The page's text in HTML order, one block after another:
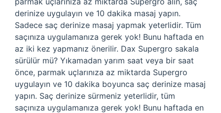
derinize uygulayın ve 10 dakika masaj yapın.
Sadece saç derinize masaj yapmak yeterlidir. Tüm
saçınıza uygulamanıza gerek yok! Bunu haftada en
az iki kez yapmanız önerilir. Dax Supergro sakala
sürülür mü? Yıkamadan yarım saat veya bir saat
önce, parmak uçlarınıza az miktarda Supergro
uygulayın ve 10 dakika boyunca saç derinize masaj
yapın. Saç derinize sürmeniz yeterlidir, tüm
saçınıza uygulamanıza gerek yok! Bunu haftada en